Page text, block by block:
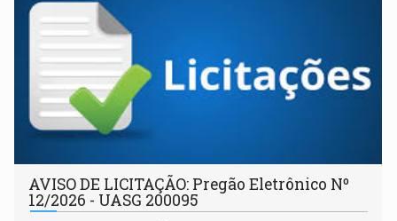
AVISO DE LICITAÇÃO: Pregão Eletrônico Nº
12/2026 - UASG 200095